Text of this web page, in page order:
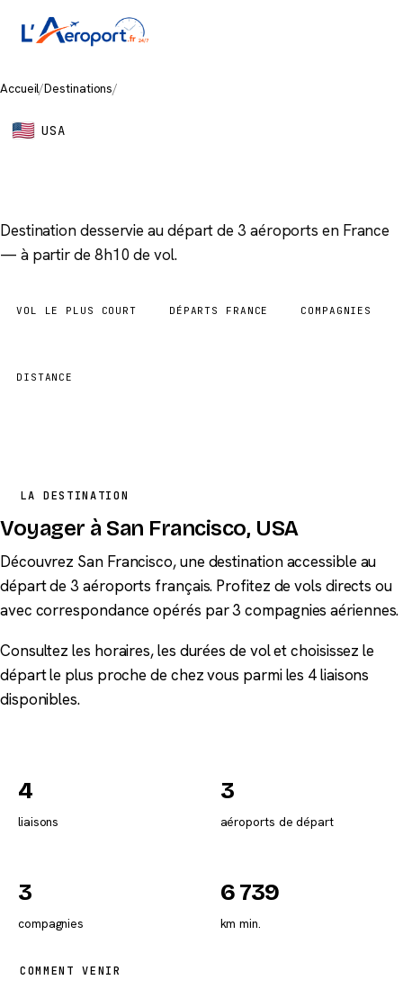
Accueil/Destinations/
USA
Destination desservie au départ de 3 aéroports en France
— à partir de 8h10 de vol.
VOL LE PLUS COURT DÉPARTS FRANCE COMPAGNIES
DISTANCE
LA DESTINATION
Voyager à San Francisco, USA
Découvrez San Francisco, une destination accessible au
départ de 3 aéroports français. Profitez de vols directs ou
avec correspondance opérés par 3 compagnies aériennes.
Consultez les horaires, les durées de vol et choisissez le
départ le plus proche de chez vous parmi les 4 liaisons
disponibles.
4
liaisons
3
aéroports de départ
3
compagnies
6 739
km min.
COMMENT VENIR